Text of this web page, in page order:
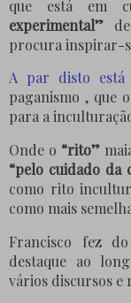
que está
experimental”
procura inspirar-
A par disto
paganismo, que
para a
Onde o “rito”
“pelo cuidado da
como rito
como mais
Francisco fez do
destaque ao
vários discursos e